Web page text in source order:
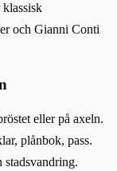
och Gianni Conti
eller på axeln.
plånbok, pass.
stadsvandring.